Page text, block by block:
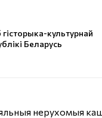
гісторыка-культурнай
Беларусь
нерухомыя